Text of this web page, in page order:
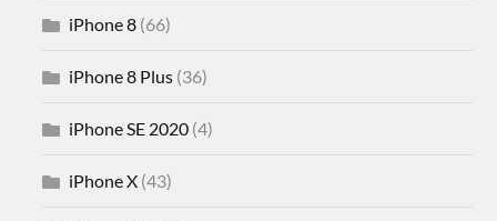
iPhone 8 (66)
iPhone 8 Plus (36)
iPhone SE 2020 (4)
iPhone X (43)